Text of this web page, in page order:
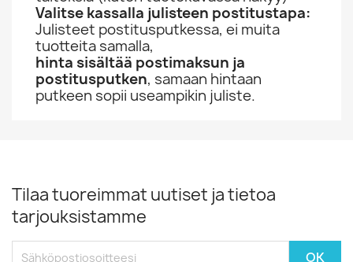
Valitse kassalla julisteen postitustapa:
Julisteet postitusputkessa, ei muita
tuotteita samalla,
hinta sisältää postimaksun ja
postitusputken, samaan hintaan
putkeen sopii useampikin juliste.
Tilaa tuoreimmat uutiset ja tietoa
tarjouksistamme